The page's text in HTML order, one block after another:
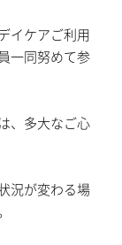
イケアご利用
一同努めて参
、多大なご心
況が変わる場